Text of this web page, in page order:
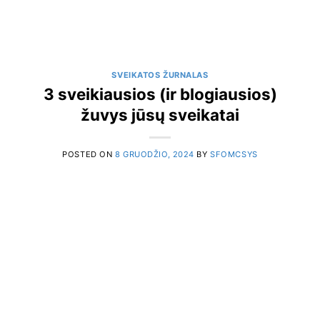
SVEIKATOS ŽURNALAS
3 sveikiausios (ir blogiausios)
žuvys jūsų sveikatai
POSTED ON 8 GRUODŽIO, 2024 BYSFOMCSYS